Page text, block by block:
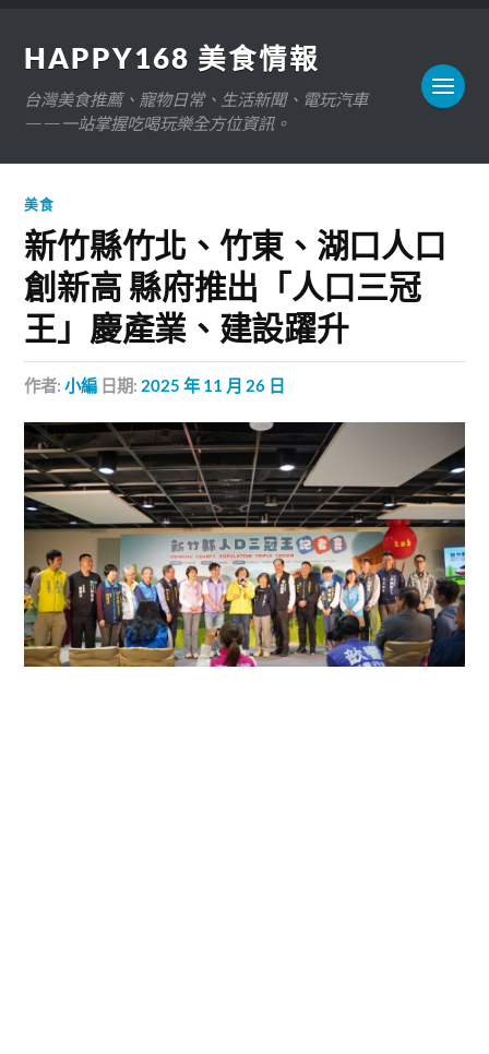
HAPPY168 美食情報
台灣美食推薦、寵物日常、生活新聞、電玩汽車
——一站掌握吃喝玩樂全方位資訊。
美食
新竹縣竹北、竹東、湖口人口
創新高 縣府推出「人口三冠
王」慶產業、建設躍升
作者:小編 日期: 2025 年 11 月 26 日